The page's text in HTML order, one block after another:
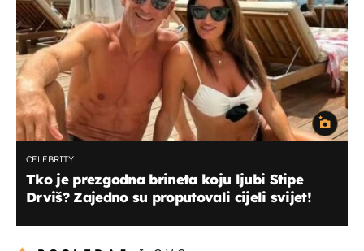
CELEBRITY
Tko je prezgodna brineta koju ljubi Stipe
Drviš? Zajedno su proputovali cijeli svijet!